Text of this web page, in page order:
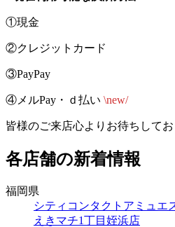
①現金
②クレジットカード
③PayPay
④メルPay・ｄ払い \new/
皆様のご来店心よりお待ちして
各店舗の新着情報
福岡県
シティコンタクトアミュエ
えきマチ1丁目姪浜店